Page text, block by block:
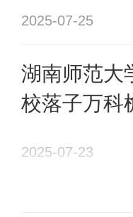
融信中国、
无论是世界
中，房地产
总营收下
2025-07-25
湖南师范大
校落子万科
2025-07-23